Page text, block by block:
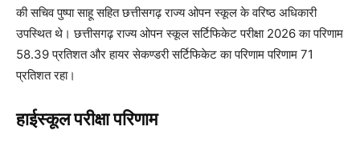
की सचिव पुष्पा साहू सहित छत्तीसगढ़ राज्य ओपन स्कूल के वरिष्ठ अधिकारी
उपस्थित थे। छत्तीसगढ़ राज्य ओपन स्कूल सर्टिफिकेट परीक्षा 2026 का परिणाम
58.39 प्रतिशत और हायर सेकण्डरी सर्टिफिकेट का परिणाम परिणाम 71
प्रतिशत रहा।
हाईस्कूल परीक्षा परिणाम